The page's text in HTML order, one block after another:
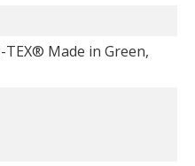
TEX® Made in Green,